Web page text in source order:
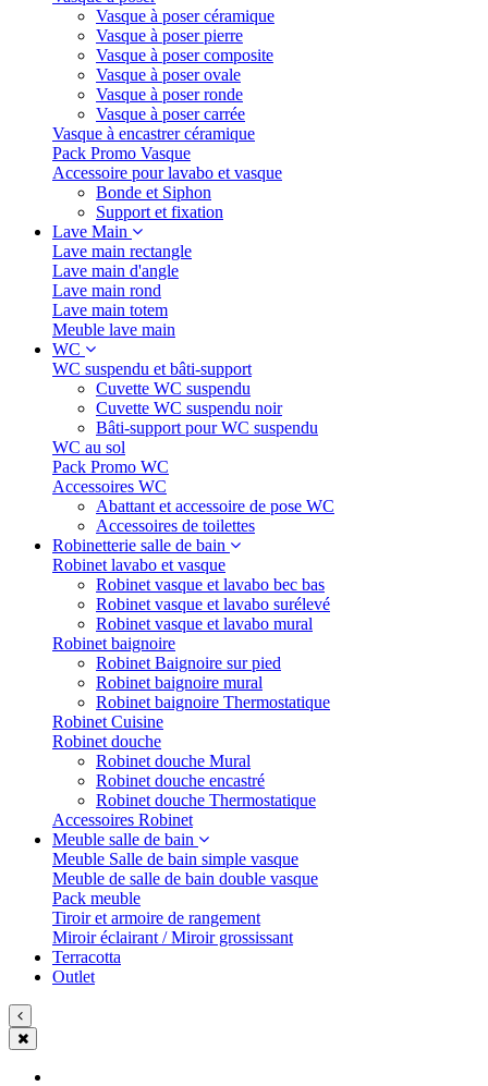
Vasque à poser céramique
Vasque à poser pierre
Vasque à poser composite
Vasque à poser ovale
Vasque à poser ronde
Vasque à poser carrée
Vasque à encastrer céramique
Pack Promo Vasque
Accessoire pour lavabo et vasque
Bonde et Siphon
Support et fixation
Lave Main
Lave main rectangle
Lave main d'angle
Lave main rond
Lave main totem
Meuble lave main
WC
WC suspendu et bâti-support
Cuvette WC suspendu
Cuvette WC suspendu noir
Bâti-support pour WC suspendu
WC au sol
Pack Promo WC
Accessoires WC
Abattant et accessoire de pose WC
Accessoires de toilettes
Robinetterie salle de bain
Robinet lavabo et vasque
Robinet vasque et lavabo bec bas
Robinet vasque et lavabo surélevé
Robinet vasque et lavabo mural
Robinet baignoire
Robinet Baignoire sur pied
Robinet baignoire mural
Robinet baignoire Thermostatique
Robinet Cuisine
Robinet douche
Robinet douche Mural
Robinet douche encastré
Robinet douche Thermostatique
Accessoires Robinet
Meuble salle de bain
Meuble Salle de bain simple vasque
Meuble de salle de bain double vasque
Pack meuble
Tiroir et armoire de rangement
Miroir éclairant / Miroir grossissant
Terracotta
Outlet